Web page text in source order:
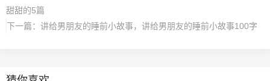
甜甜的5篇
下一篇： 讲给男朋友的睡前小故事，讲给男朋友的睡前小故事100字